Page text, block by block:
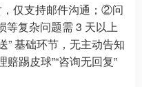
仅支持邮件沟通；②问
等复杂问题需 3 天以上
” 基础环节，无主动告知
踢皮球”“咨询无回复”